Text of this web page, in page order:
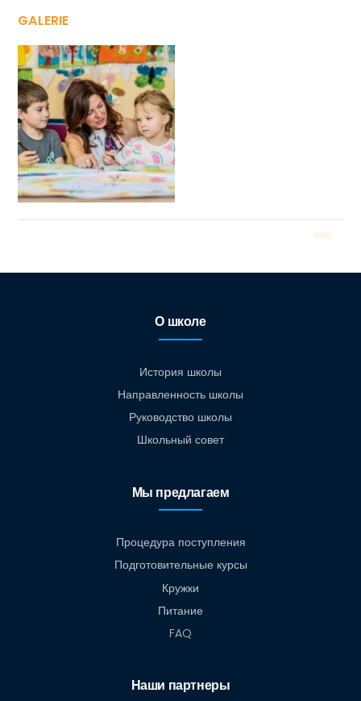
GALERIE
О школе
История школы
Направленность школы
Руководство школы
Школьный совет
Мы предлагаем
Процедура поступления
Подготовительные курсы
Кружки
Питание
FAQ
Наши партнеры